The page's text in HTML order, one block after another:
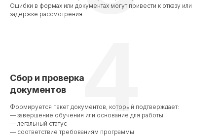
Ошибки в формах или документах могут привести к отказу или
задержке рассмотрения.
Сбор и проверка
документов
Формируется пакет документов, который подтверждает:
— завершение обучения или основание для работы
— легальный статус
— соответствие требованиям программы
4